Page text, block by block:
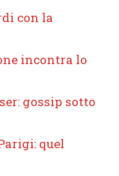
con la
incontra lo
gossip sotto
quel